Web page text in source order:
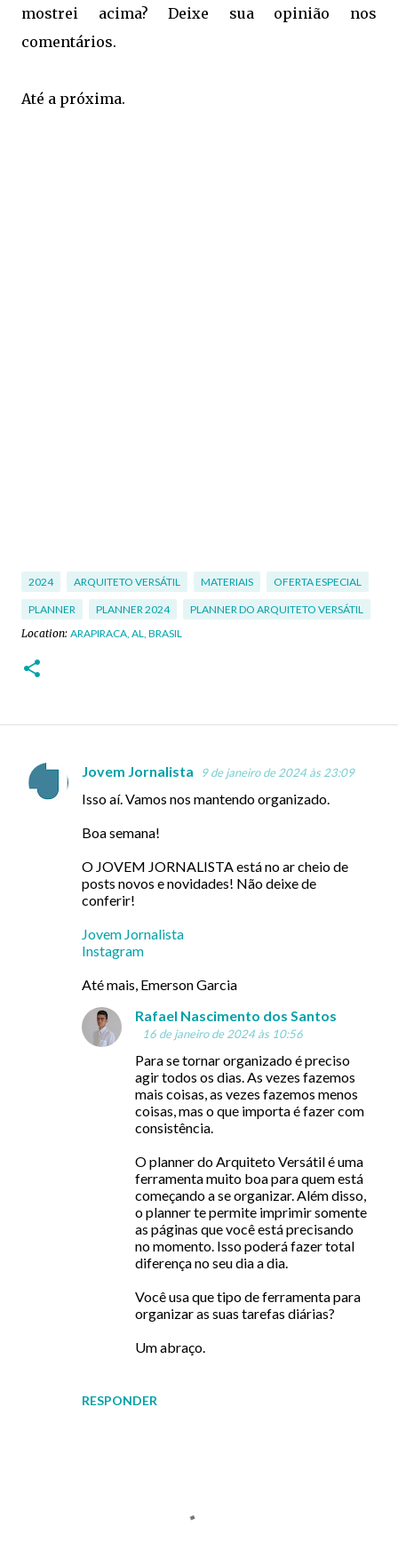
mostrei acima? Deixe sua opinião nos
comentários.
Até a próxima.
2024 ARQUITETO VERSÁTIL MATERIAIS OFERTA ESPECIAL
PLANNER PLANNER 2024
PLANNER DO ARQUITETO VERSÁTIL
Location: ARAPIRACA, AL, BRASIL
C
Jovem Jornalista 9 de janeiro de 2024 às 23:09
Isso aí. Vamos nos mantendo organizado.
Boa semana!
O JOVEM JORNALISTA está no ar cheio de
posts novos e novidades! Não deixe de
conferir!
Jovem Jornalista
Instagram
Até mais, Emerson Garcia
RESPONDER
Rafael Nascimento dos Santos
16 de janeiro de 2024 às 10:56
Para se tornar organizado é preciso
agir todos os dias. As vezes fazemos
mais coisas, as vezes fazemos menos
coisas, mas o que importa é fazer com
consistência.
O planner do Arquiteto Versátil é uma
ferramenta muito boa para quem está
começando a se organizar. Além disso,
o planner te permite imprimir somente
as páginas que você está precisando
no momento. Isso poderá fazer total
diferença no seu dia a dia.
Você usa que tipo de ferramenta para
organizar as suas tarefas diárias?
Um abraço.